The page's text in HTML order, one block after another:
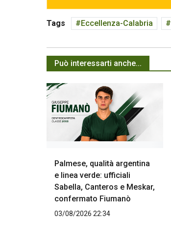
Tags Eccellenza-Calabria
Può interessarti anche...
Palmese, qualità argentina
e linea verde: ufficiali
Sabella, Canteros e Meskar,
confermato Fiumanò
03/08/2026 22:34